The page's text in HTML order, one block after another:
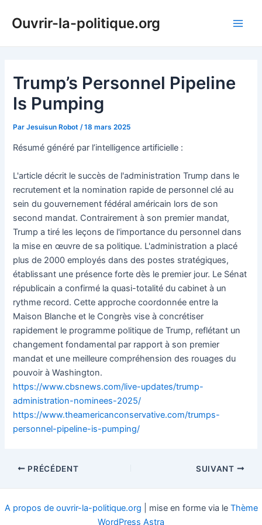
Ouvrir-la-politique.org
Trump’s Personnel Pipeline
Is Pumping
ParJesuisun Robot /18 mars 2025
Résumé généré par l’intelligence artificielle :
L'article décrit le succès de l'administration Trump dans le
recrutement et la nomination rapide de personnel clé au
sein du gouvernement fédéral américain lors de son
second mandat. Contrairement à son premier mandat,
Trump a tiré les leçons de l'importance du personnel dans
la mise en œuvre de sa politique. L'administration a placé
plus de 2000 employés dans des postes stratégiques,
établissant une présence forte dès le premier jour. Le Sénat
républicain a confirmé la quasi-totalité du cabinet à un
rythme record. Cette approche coordonnée entre la
Maison Blanche et le Congrès vise à concrétiser
rapidement le programme politique de Trump, reflétant un
changement fondamental par rapport à son premier
mandat et une meilleure compréhension des rouages du
pouvoir à Washington.
https://www.cbsnews.com/live-updates/trump-
administration-nominees-2025/
https://www.theamericanconservative.com/trumps-
personnel-pipeline-is-pumping/
NavigationPRÉCÉDENT SUIVANT
A propos de ouvrir-la-politique.org | mise en forme via le Thème
WordPress Astra